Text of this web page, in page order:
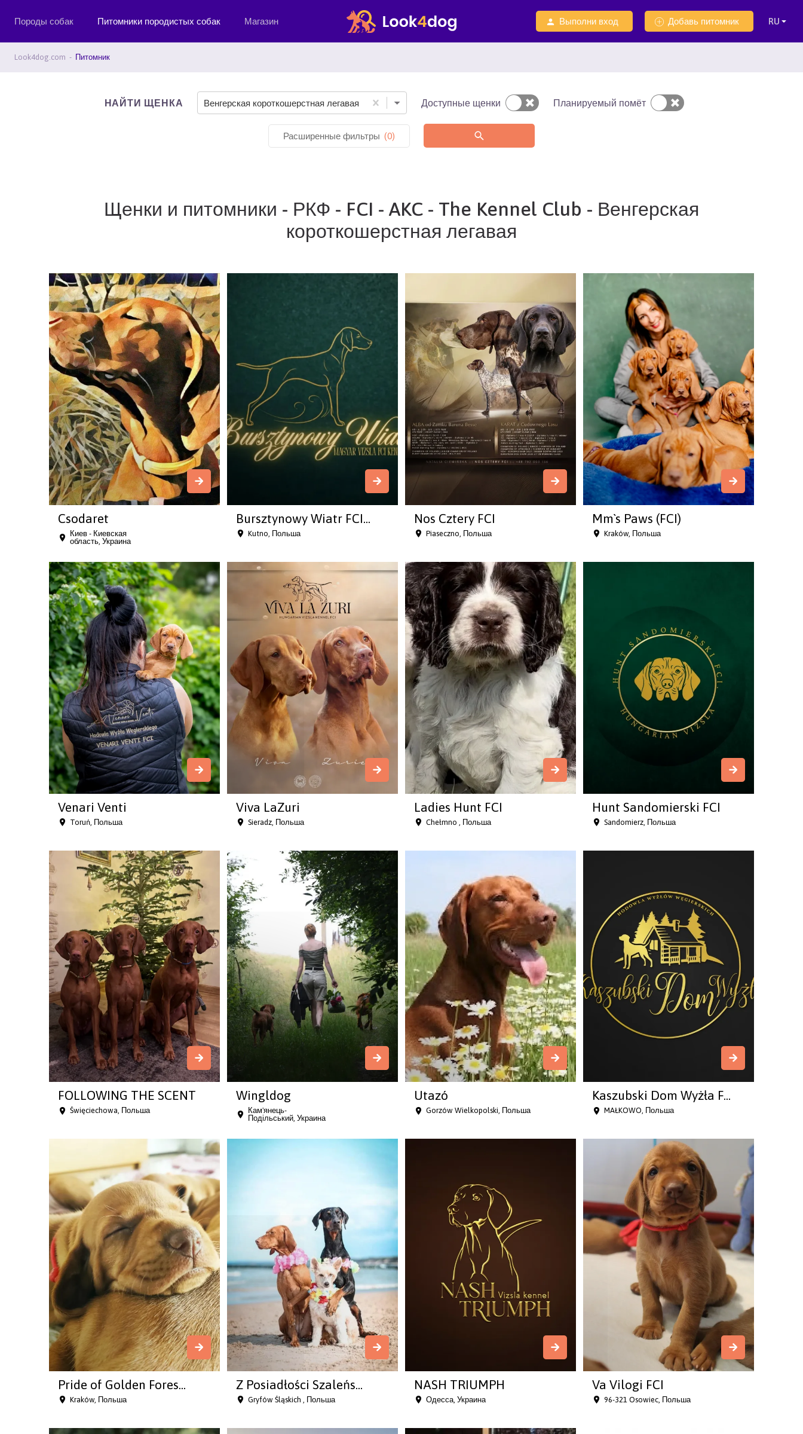
Породы собак Питомники породистых собак Магазин Выполни вход Добавь питомник
Look4dog.com Питомник
НАЙТИ ЩЕНКА Венгерская короткошерстная легавая Доступные щенки Планируемый помёт
Расширенные фильтры (0)
Щенки и питомники - РКФ - FCI - AKC - The Kennel Club - Венгерская
короткошерстная легавая
Csodaret
Киев - Киевская
область, Украина
Bursztynowy Wiatr FCI...
Kutno, Польша
Nos Cztery FCI
Piaseczno, Польша
Mm`s Paws (FCI)
Kraków, Польша
Venari Venti
Toruń, Польша
Viva LaZuri
Sieradz, Польша
Ladies Hunt FCI
Chełmno , Польша
Hunt Sandomierski FCI
Sandomierz, Польша
FOLLOWING THE SCENT
Święciechowa, Польша
Wingldog
Кам'янець-
Подільський, Украина
Utazó
Gorzów Wielkopolski, Польша
Kaszubski Dom Wyżła F...
MAŁKOWO, Польша
Pride of Golden Fores...
Kraków, Польша
Z Posiadłości Szaleńs...
Gryfów Śląskich , Польша
NASH TRIUMPH
Одесса, Украина
Va Vilogi FCI
96-321 Osowiec, Польша